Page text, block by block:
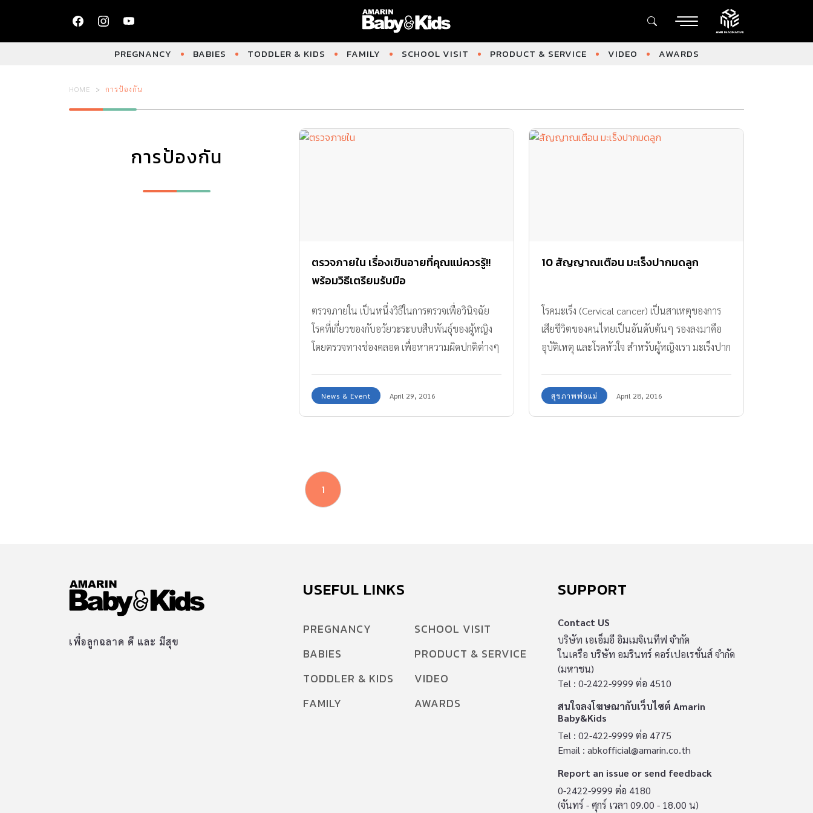
PREGNANCY BABIES TODDLER & KIDS FAMILY SCHOOL VISIT PRODUCT & SERVICE VIDEO AWARDS
HOME การป้องกัน
การป้องกัน
ตรวจภายใน เรื่องเขินอายที่คุณแม่ควรรู้!!
พร้อมวิธีเตรียมรับมือ
ตรวจภายใน เป็นหนึ่งวิธีในการตรวจเพื่อวินิจฉัย
โรคที่เกี่ยวของกับอวัยวะระบบสืบพันธุ์ของผู้หญิง
โดยตรวจทางช่องคลอด เพื่อหาความผิดปกติต่างๆ
News & Event April 29, 2016
10 สัญญาณเตือน มะเร็งปากมดลูก
โรคมะเร็ง (Cervical cancer) เป็นสาเหตุของการ
เสียชีวิตของคนไทยเป็นอันดับต้นๆ รองลงมาคือ
อุบัติเหตุ และโรคหัวใจ สำหรับผู้หญิงเรา มะเร็งปาก
การสังเกตอาการเบื้องต้นได้ด้วยตัวเอง
สุขภาพพ่อแม่ April 28, 2016
1
เพื่อลูกฉลาด ดี และ มีสุข
USEFUL LINKS
PREGNANCY
BABIES
TODDLER & KIDS
FAMILY
SCHOOL VISIT
PRODUCT & SERVICE
VIDEO
AWARDS
SUPPORT
Contact US
บริษัท เอเอ็มอี อิมเมจิเนทีฟ จำกัด
ในเครือ บริษัท อมรินทร์ คอร์เปอเรชั่นส์ จำกัด
(มหาชน)
Tel : 0-2422-9999 ต่อ 4510
สนใจลงโฆษณากับเว็บไซต์ Amarin
Baby&Kids
Tel : 02-422-9999 ต่อ 4775
Email : abkofficial@amarin.co.th
Report an issue or send feedback
0-2422-9999 ต่อ 4180
(จันทร์ - ศุกร์ เวลา 09.00 - 18.00 น)